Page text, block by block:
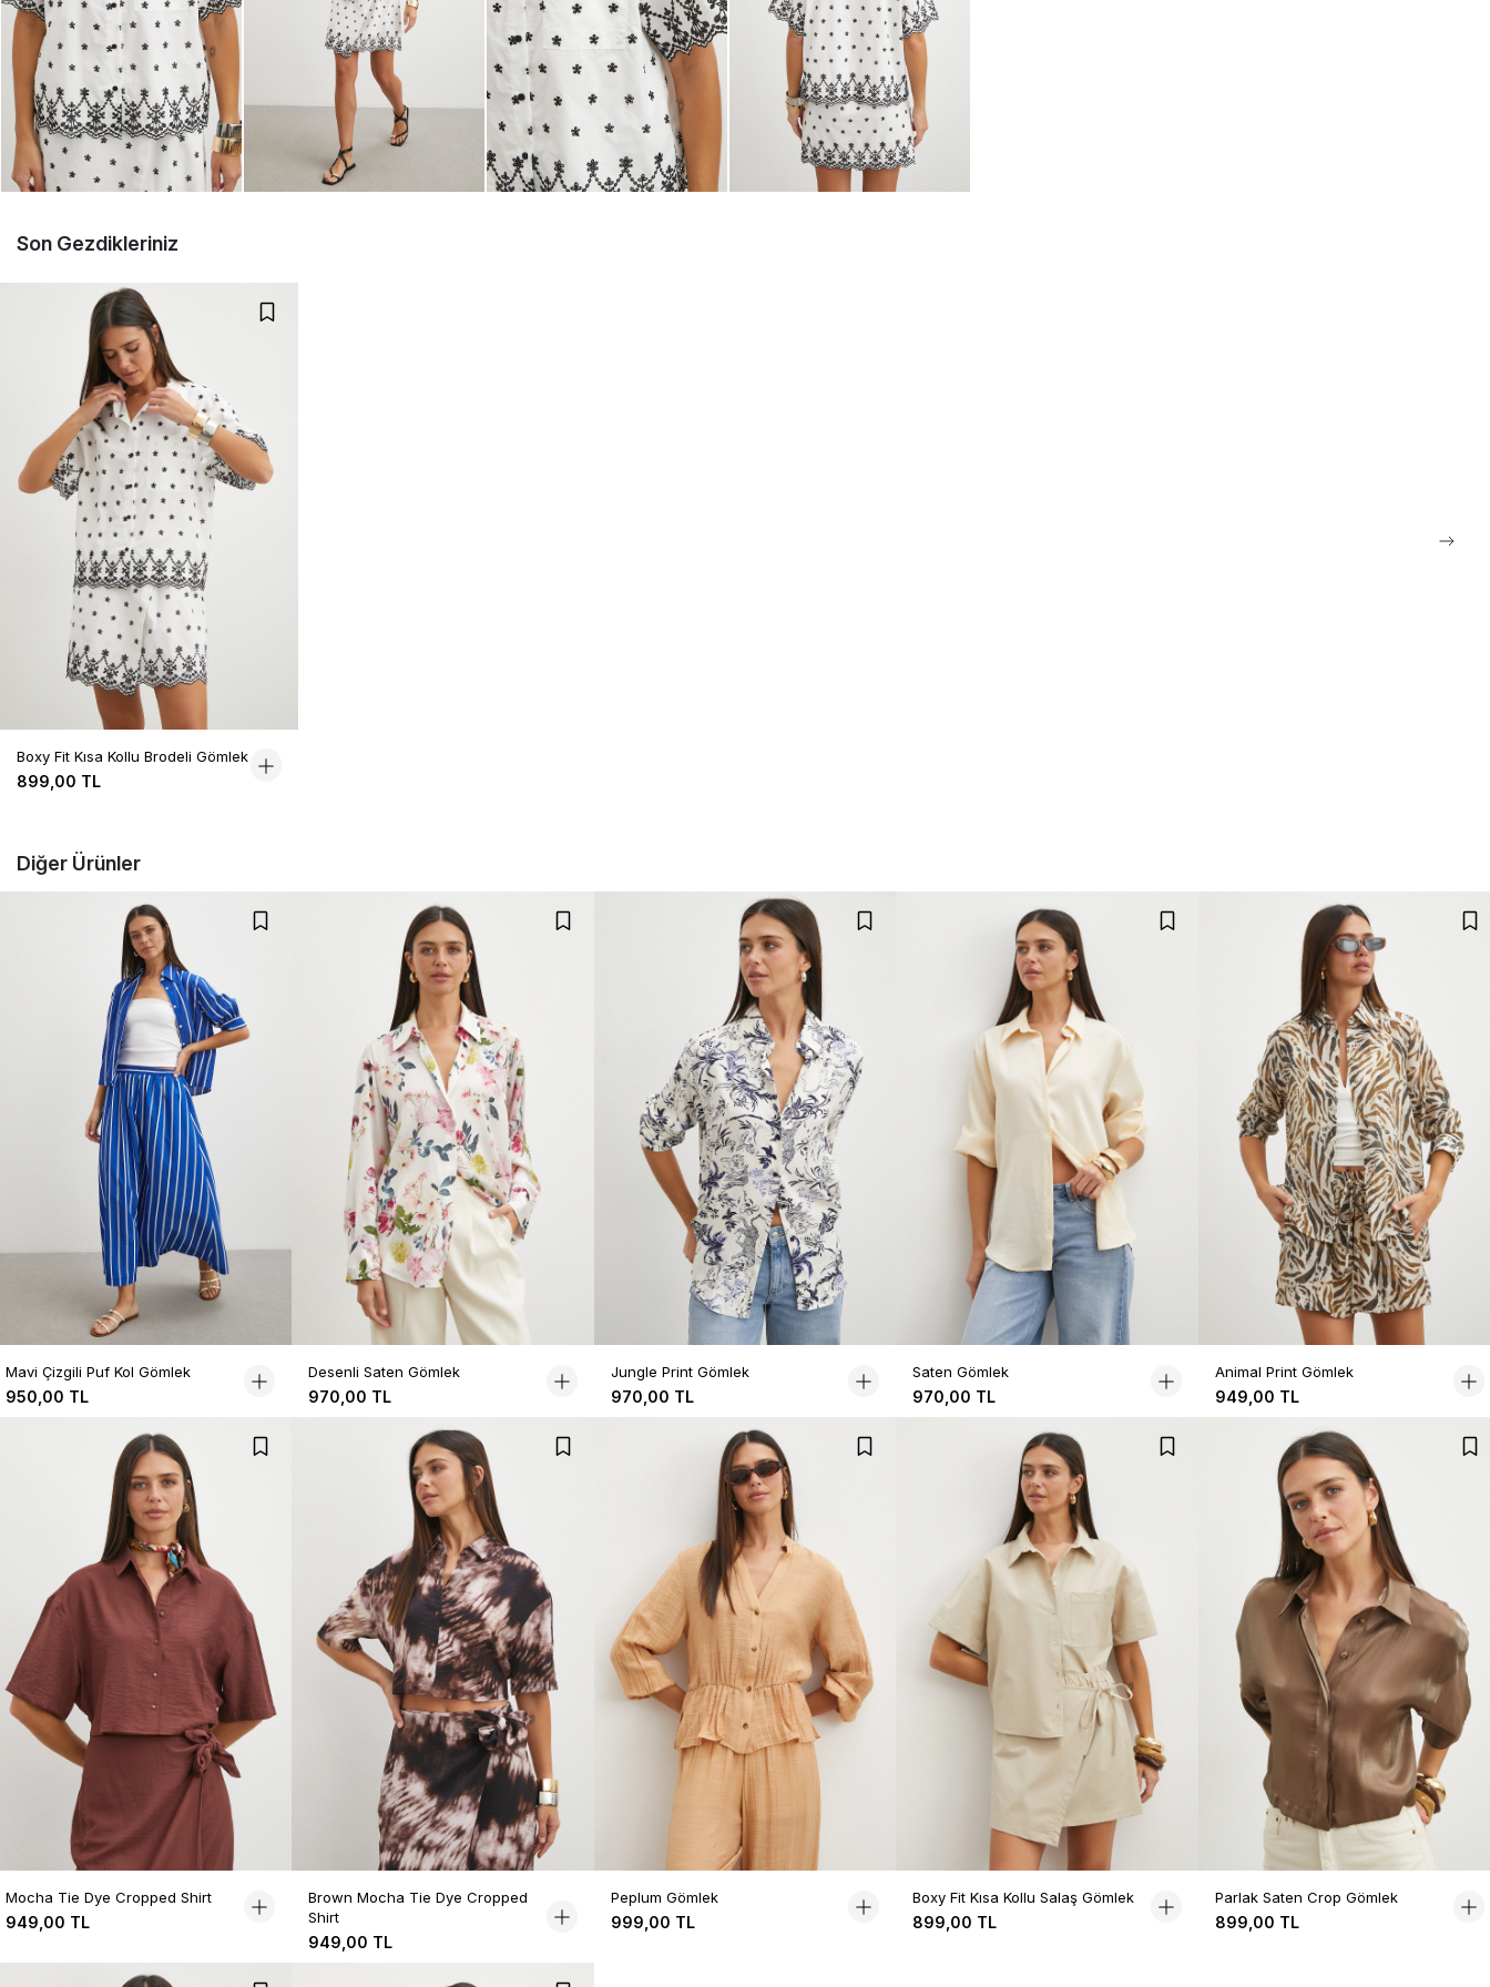
Son Gezdikleriniz
Boxy Fit Kısa Kollu Brodeli Gömlek
899,00 TL
Diğer Ürünler
Mavi Çizgili Puf Kol Gömlek
950,00 TL
Desenli Saten Gömlek
970,00 TL
Jungle Print Gömlek
970,00 TL
Saten Gömlek
970,00 TL
Animal Print Gömlek
949,00 TL
Mocha Tie Dye Cropped Shirt
949,00 TL
Brown Mocha Tie Dye Cropped
Shirt
949,00 TL
Peplum Gömlek
999,00 TL
Boxy Fit Kısa Kollu Salaş Gömlek
899,00 TL
Parlak Saten Crop Gömlek
899,00 TL